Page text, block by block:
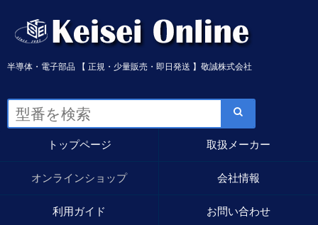
半導体・電子部品 【 正規・少量販売・即日発送 】敬誠株式会社
トップページ 取扱メーカー
オンラインショップ 会社情報
利用ガイド お問い合わせ